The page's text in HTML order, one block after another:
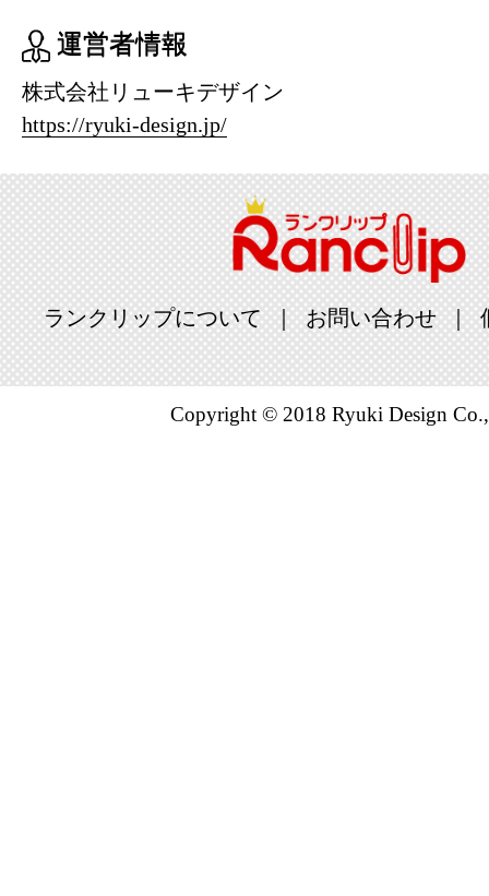
運営者情報
株式会社リューキデザイン
https://ryuki-design.jp/
ランクリップについて お問い合わせ
Copyright © 2018 Ryuki Design